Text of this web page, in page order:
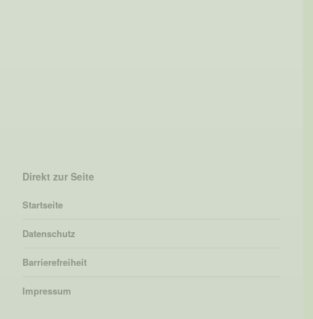
Direkt zur Seite
Startseite
Datenschutz
Barrierefreiheit
Impressum